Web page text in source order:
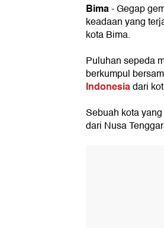
Bima- Gegap
keadaan yang
kota Bima.
Puluhan sepeda
berkumpul
Indonesiadari
Sebuah kota
dari Nusa